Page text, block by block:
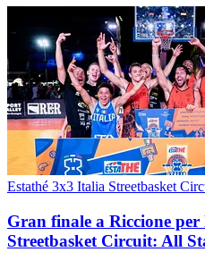
Estathé 3x3 Italia Streetbasket
Gran finale a Riccione
Streetbasket Circuit: All